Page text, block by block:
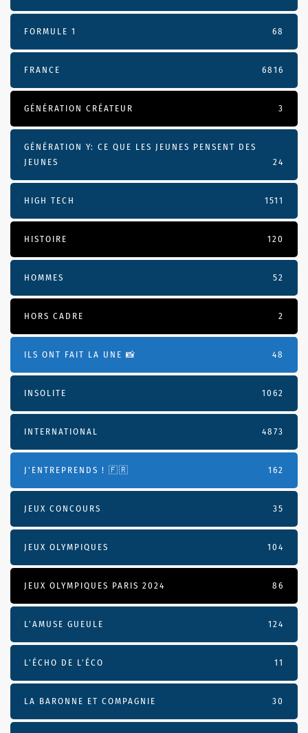
FORMULE 1 68
FRANCE 6816
GÉNÉRATION CRÉATEUR 3
GÉNÉRATION Y: CE QUE LES JEUNES PENSENT DES
JEUNES
24
HIGH TECH 1511
HISTOIRE 120
HOMMES 52
HORS CADRE 2
ILS ONT FAIT LA UNE 📸 48
INSOLITE 1062
INTERNATIONAL 4873
J'ENTREPRENDS ! 🇫🇷 162
JEUX CONCOURS 35
JEUX OLYMPIQUES 104
JEUX OLYMPIQUES PARIS 2024 86
L'AMUSE GUEULE 124
L’ÉCHO DE L’ÉCO 11
LA BARONNE ET COMPAGNIE 30